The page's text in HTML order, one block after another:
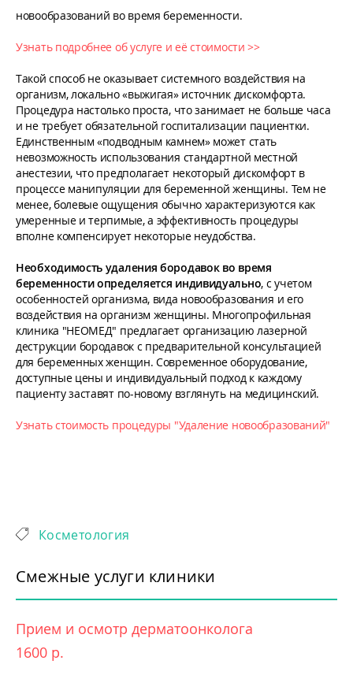
новообразований во время беременности.
Узнать подробнее об услуге и её стоимости >>
Такой способ не оказывает системного воздействия на
организм, локально «выжигая» источник дискомфорта.
Процедура настолько проста, что занимает не больше часа
и не требует обязательной госпитализации пациентки.
Единственным «подводным камнем» может стать
невозможность использования стандартной местной
анестезии, что предполагает некоторый дискомфорт в
процессе манипуляции для беременной женщины. Тем не
менее, болевые ощущения обычно характеризуются как
умеренные и терпимые, а эффективность процедуры
вполне компенсирует некоторые неудобства.
Необходимость удаления бородавок во время
беременности определяется индивидуально, с учетом
особенностей организма, вида новообразования и его
воздействия на организм женщины. Многопрофильная
клиника "НЕОМЕД" предлагает организацию лазерной
деструкции бородавок с предварительной консультацией
для беременных женщин. Современное оборудование,
доступные цены и индивидуальный подход к каждому
пациенту заставят по-новому взглянуть на медицинский.
Узнать стоимость процедуры "Удаление новообразований"
Косметология
Смежные услуги клиники
Прием и осмотр дерматоонколога
1600 р.